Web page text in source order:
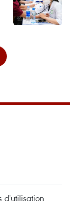
d'utilisation